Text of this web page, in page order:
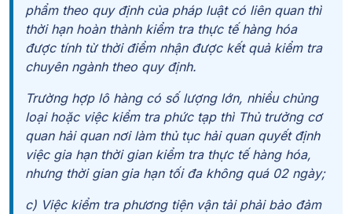
phẩm theo quy định của pháp luật có liên quan thì
thời hạn hoàn thành kiểm tra thực tế hàng hóa
được tính từ thời điểm nhận được kết quả kiểm tra
chuyên ngành theo quy định.
Trường hợp lô hàng có số lượng lớn, nhiều chủng
loại hoặc việc kiểm tra phức tạp thì Thủ trưởng cơ
quan hải quan nơi làm thủ tục hải quan quyết định
việc gia hạn thời gian kiểm tra thực tế hàng hóa,
nhưng thời gian gia hạn tối đa không quá 02 ngày;
c) Việc kiểm tra phương tiện vận tải phải bảo đảm